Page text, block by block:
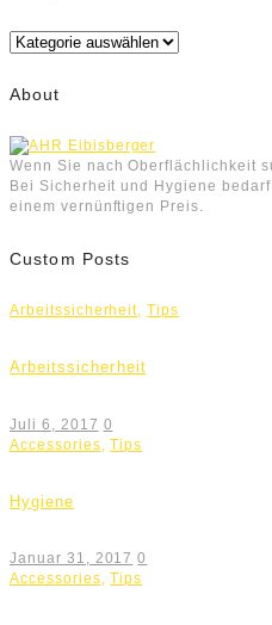
Kategorien
About
Wenn Sie nach Oberflächlichkeit
Bei Sicherheit und Hygiene
einem vernünftigen Preis.
Custom Posts
Arbeitssicherheit,Tips
Arbeitssicherheit
Juli 6, 2017 0
Accessories ,Tips
Hygiene
Januar 31, 2017 0
Accessories,Tips